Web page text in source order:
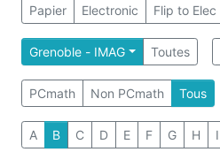
Papier Electronic Flip to Elec
Grenoble - IMAG Toutes
PCmath Non PCmath Tous
A B C D E F G H I